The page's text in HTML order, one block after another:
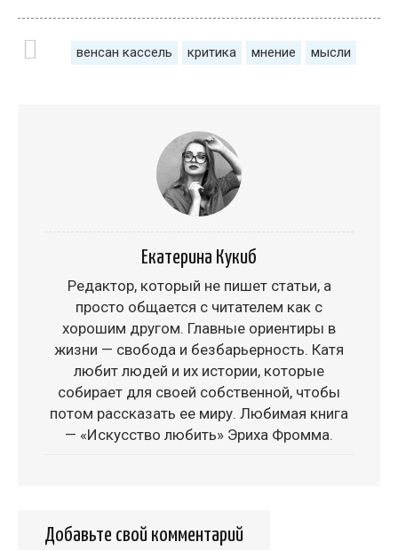
венсан кассель критика мнение мысли
Екатерина Кукиб
Редактор, который не пишет статьи, а
просто общается с читателем как с
хорошим другом. Главные ориентиры в
жизни — свобода и безбарьерность. Катя
любит людей и их истории, которые
собирает для своей собственной, чтобы
потом рассказать ее миру. Любимая книга
— «Искусство любить» Эриха Фромма.
Добавьте свой комментарий